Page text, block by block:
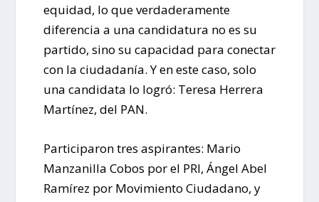
equidad, lo que verdaderamente
diferencia a una candidatura no es su
partido, sino su capacidad para conectar
con la ciudadanía. Y en este caso, solo
una candidata lo logró: Teresa Herrera
Martínez, del PAN.
Participaron tres aspirantes: Mario
Manzanilla Cobos por el PRI, Ángel Abel
Ramírez por Movimiento Ciudadano, y